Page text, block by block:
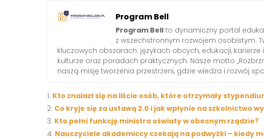
Program Bell
Program Bell to dynamiczny portal
z wszechstronnym rozwojem osobistym.
kluczowych obszarach: językach obcych, edukacji,
kulturze oraz poradach praktycznych. Nasze motto
naszą misję tworzenia przestrzeni, gdzie wiedza i rozwój
Kto znalazł się na liście osób, które otrzymały
Co kryje się za ustawą 2.0 i jak wpłynie na szkolnictwo
Kto pełni funkcję ministra oświaty w obecnym rządzie?
Nauczyciele akademiccy czekają na podwyżki – kiedy